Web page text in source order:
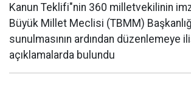
Kanun Teklifi"nin 360 milletvekilinin
Büyük Millet Meclisi (TBMM)
sunulmasının ardından düzenlemeye
açıklamalarda bulundu